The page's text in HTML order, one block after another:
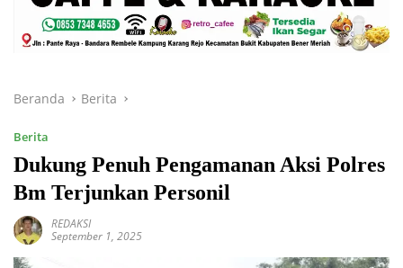
Beranda Berita
Berita
Dukung Penuh Pengamanan Aksi Polres
Bm Terjunkan Personil
REDAKSI
September 1, 2025